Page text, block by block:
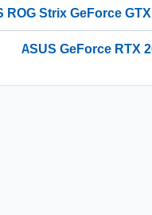
ROG Strix GeForce
ASUS GeForce RTX